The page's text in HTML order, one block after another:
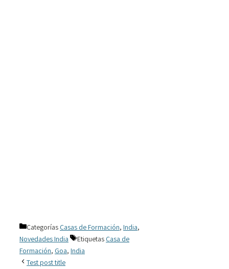
Categorías Casas de Formación, India,
Novedades India
Etiquetas Casa de
Formación, Goa, India
Test post title